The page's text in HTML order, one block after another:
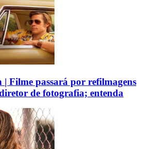
Filme passará por refilmagens
de fotografia; entenda